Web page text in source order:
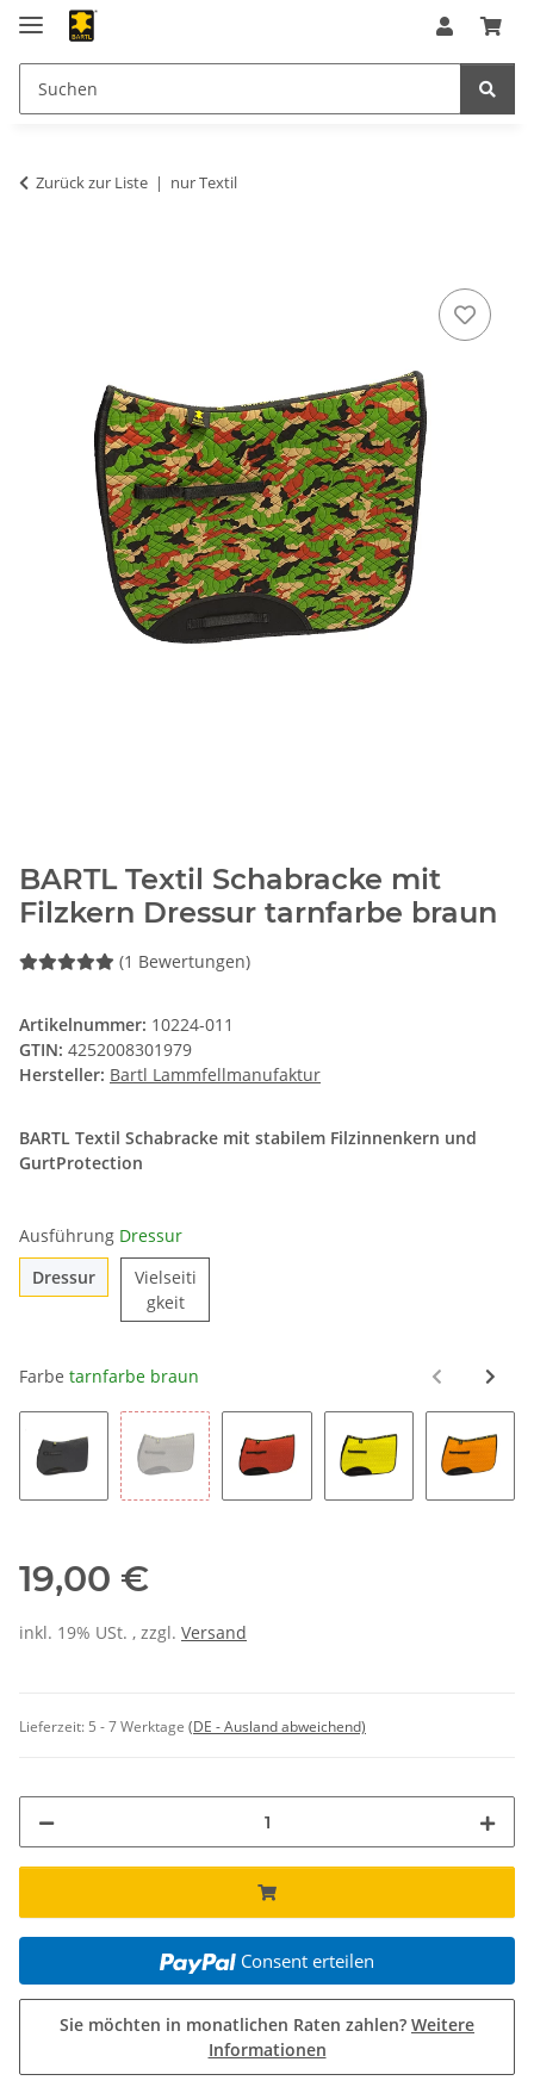
Zurück zur Liste nur Textil
BARTL Textil Schabracke mit
Filzkern Dressur tarnfarbe braun
(1 Bewertungen)
Artikelnummer: 10224-011
GTIN: 4252008301979
Hersteller: Bartl Lammfellmanufaktur
BARTL Textil Schabracke mit stabilem Filzinnenkern und
GurtProtection
Ausführung Dressur
DressurDressurVielseiti
gkeitVielseitigkeit
Farbe tarnfarbe braun
19,00 €
inkl. 19% USt. , zzgl. Versand
Lieferzeit: 5 - 7 Werktage (DE - Ausland abweichend)
Consent erteilen
Sie möchten in monatlichen Raten zahlen? Weitere
Informationen